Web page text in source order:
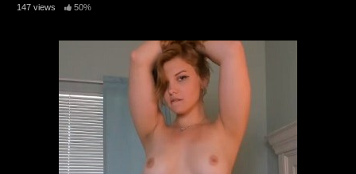
147 views 50%